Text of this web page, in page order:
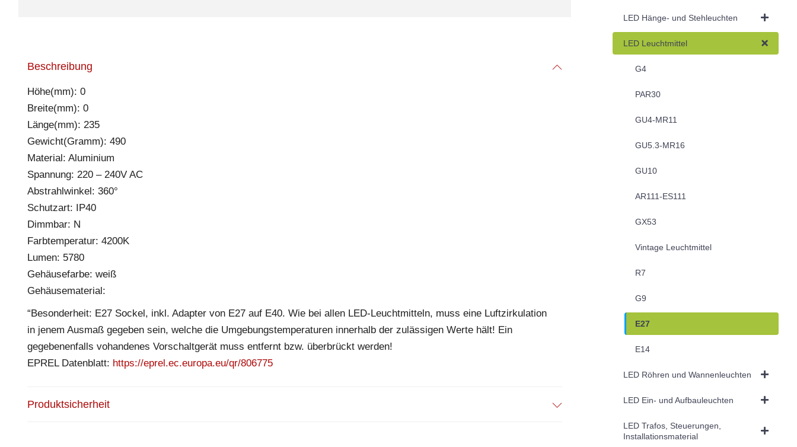
Beschreibung
Höhe(mm): 0
Breite(mm): 0
Länge(mm): 235
Gewicht(Gramm): 490
Material: Aluminium
Spannung: 220 – 240V AC
Abstrahlwinkel: 360°
Schutzart: IP40
Dimmbar: N
Farbtemperatur: 4200K
Lumen: 5780
Gehäusefarbe: weiß
Gehäusematerial:
“Besonderheit: E27 Sockel, inkl. Adapter von E27 auf E40. Wie bei allen LED-Leuchtmitteln, muss eine Luftzirkulation
in jenem Ausmaß gegeben sein, welche die Umgebungstemperaturen innerhalb der zulässigen Werte hält! Ein
gegebenenfalls vohandenes Vorschaltgerät muss entfernt bzw. überbrückt werden!
EPREL Datenblatt: https://eprel.ec.europa.eu/qr/806775
Produktsicherheit
LED Hänge- und Stehleuchten
LED Leuchtmittel
G4
PAR30
GU4-MR11
GU5.3-MR16
GU10
AR111-ES111
GX53
Vintage Leuchtmittel
R7
G9
E27
E14
LED Röhren und Wannenleuchten
LED Ein- und Aufbauleuchten
LED Trafos, Steuerungen,
Installationsmaterial